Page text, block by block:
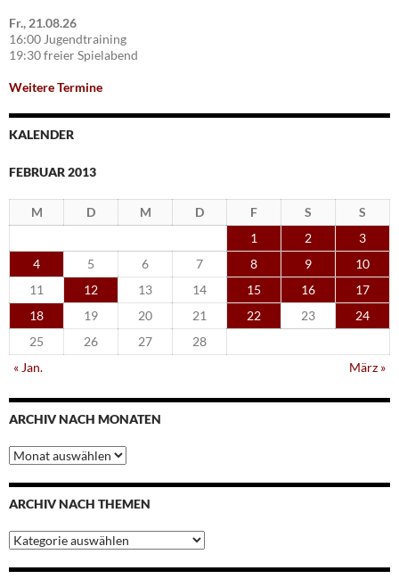
Fr., 21.08.26
16:00 Jugendtraining
19:30 freier Spielabend
Weitere Termine
KALENDER
FEBRUAR 2013
M D M D F S
S
1
2
3
4
5 6 7 8 9
10
11
12 13 14 15 16
17
18
19 20 21 22 23
24
25
26 27
28
« Jan.
März »
ARCHIV NACH MONATEN
Archiv
nach
Monaten
ARCHIV NACH THEMEN
Archiv
nach
Themen